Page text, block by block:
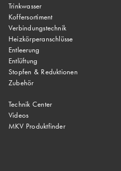
Trinkwasser
Koffersortiment
Verbindungstechnik
Heizkörperanschlüsse
Entleerung
Entlüftung
Stopfen & Reduktionen
Zubehör
Technik Center
Videos
MKV Produktfinder